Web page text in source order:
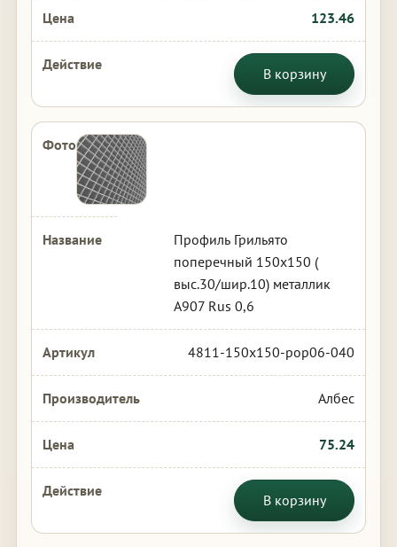
123.46
В корзину
Профиль Грильято
поперечный 150х150 (
выс.30/шир.10) металлик
А907 Rus 0,6
4811-150x150-pop06-040
Албес
75.24
В корзину